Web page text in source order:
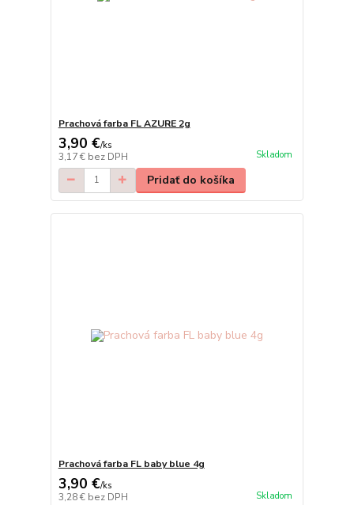
Prachová farba FL AZURE 2g
3,90 €/ks
3,17 € bez DPH Skladom
Pridať do košíka
Prachová farba FL baby blue 4g
3,90 €/ks
3,28 € bez DPH Skladom